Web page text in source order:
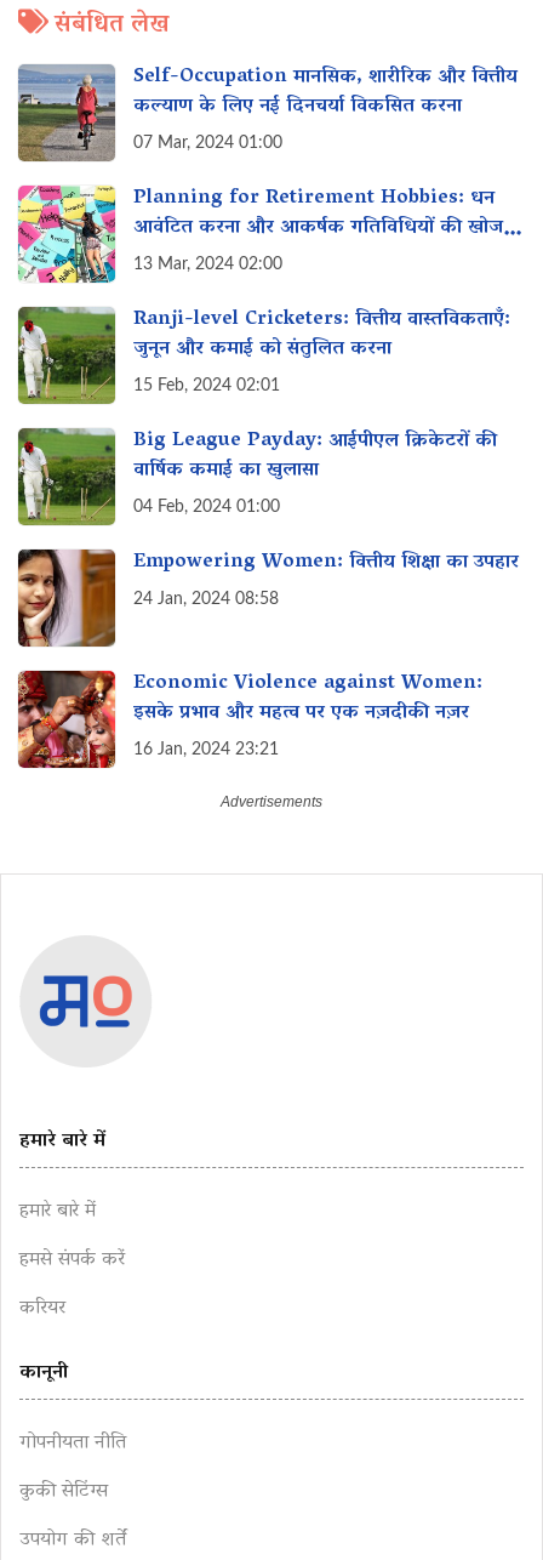
संबंधित लेख
Self-Occupation मानसिक, शारीरिक और वित्तीय
कल्याण के लिए नई दिनचर्या विकसित करना
07 Mar, 2024 01:00
Planning for Retirement Hobbies: धन
आवंटित करना और आकर्षक गतिविधियों की खोज
करना
13 Mar, 2024 02:00
Ranji-level Cricketers: वित्तीय वास्तविकताएँ:
जुनून और कमाई को संतुलित करना
15 Feb, 2024 02:01
Big League Payday: आईपीएल क्रिकेटरों की
वार्षिक कमाई का खुलासा
04 Feb, 2024 01:00
Empowering Women: वित्तीय शिक्षा का उपहार
24 Jan, 2024 08:58
Economic Violence against Women:
इसके प्रभाव और महत्व पर एक नज़दीकी नज़र
16 Jan, 2024 23:21
हमारे बारे में
हमारे बारे में
हमसे संपर्क करें
करियर
कानूनी
गोपनीयता नीति
कुकी सेटिंग्स
उपयोग की शर्तें